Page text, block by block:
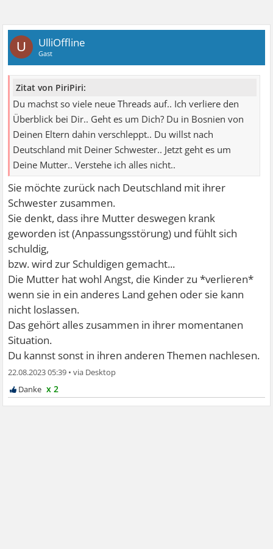
U UlliOffline
Gast
Zitat von PiriPiri:
Du machst so viele neue Threads auf.. Ich verliere den
Überblick bei Dir.. Geht es um Dich? Du in Bosnien von
Deinen Eltern dahin verschleppt.. Du willst nach
Deutschland mit Deiner Schwester.. Jetzt geht es um
Deine Mutter.. Verstehe ich alles nicht..
Sie möchte zurück nach Deutschland mit ihrer
Schwester zusammen.
Sie denkt, dass ihre Mutter deswegen krank
geworden ist (Anpassungsstörung) und fühlt sich
schuldig,
bzw. wird zur Schuldigen gemacht...
Die Mutter hat wohl Angst, die Kinder zu *verlieren*
wenn sie in ein anderes Land gehen oder sie kann
nicht loslassen.
Das gehört alles zusammen in ihrer momentanen
Situation.
Du kannst sonst in ihren anderen Themen nachlesen.
22.08.2023 05:39 •
x 2